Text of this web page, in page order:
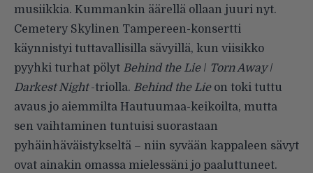
musiikkia. Kummankin äärellä ollaan juuri nyt.
Cemetery Skylinen Tampereen-konsertti
käynnistyi tuttavallisilla sävyillä, kun viisikko
pyyhki turhat pölyt Behind the Lie/ Torn Away/
Darkest Night-triolla. Behind the Lieon toki tuttu
avaus jo aiemmilta Hautuumaa-keikoilta, mutta
sen vaihtaminen tuntuisi suorastaan
pyhäinhäväistykseltä – niin syvään kappaleen sävyt
ovat ainakin omassa mielessäni jo paaluttuneet.